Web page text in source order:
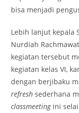
bisa menjadi
Lebih lanjut kepala
Nurdiah
kegiatan tersebut
kegiatan kelas VI,
dengan berjibaku
refresh sederhana
classmeetingini